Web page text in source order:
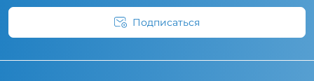
Подписаться